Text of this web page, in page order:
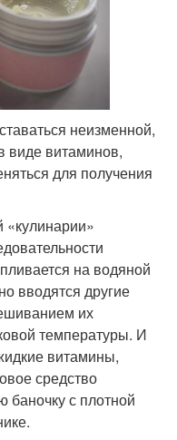
неизменной,
виде витаминов,
для получения
«кулинарии»
на водяной
вводятся другие
их
температуры. И
витамины,
средство
баночку с плотной